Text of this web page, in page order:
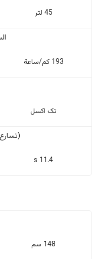
45 لتر
193 كم/ساعة
تک اکسل
(تسارع (0-
11.4 s
148 سم